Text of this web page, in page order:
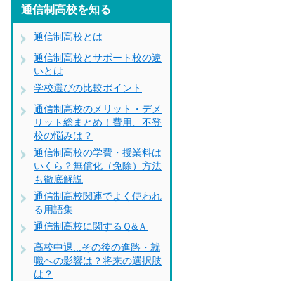
通信制高校を知る
通信制高校とは
通信制高校とサポート校の違
いとは
学校選びの比較ポイント
通信制高校のメリット・デメ
リット総まとめ！費用、不登
校の悩みは？
通信制高校の学費・授業料は
いくら？無償化（免除）方法
も徹底解説
通信制高校関連でよく使われ
る用語集
通信制高校に関するＱ&Ａ
高校中退...その後の進路・就
職への影響は？将来の選択肢
は？